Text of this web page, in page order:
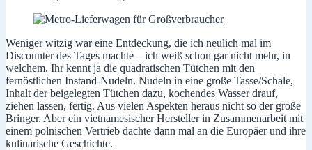
Weniger witzig war eine Entdeckung, die ich neulich mal im
Discounter des Tages machte – ich weiß schon gar nicht mehr, in
welchem. Ihr kennt ja die quadratischen Tütchen mit den
fernöstlichen Instand-Nudeln. Nudeln in eine große Tasse/Schale,
Inhalt der beigelegten Tütchen dazu, kochendes Wasser drauf,
ziehen lassen, fertig. Aus vielen Aspekten heraus nicht so der große
Bringer. Aber ein vietnamesischer Hersteller in Zusammenarbeit mit
einem polnischen Vertrieb dachte dann mal an die Europäer und ihre
kulinarische Geschichte.